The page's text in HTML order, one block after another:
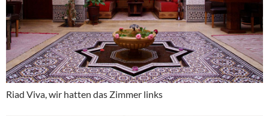
Riad Viva, wir hatten das Zimmer links